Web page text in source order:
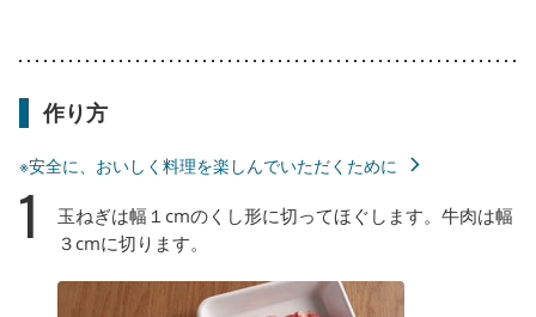
作り方
※安全に、おいしく料理を楽しんでいただくために
1
玉ねぎは幅１cmのくし形に切ってほぐします。牛肉は幅
３cmに切ります。